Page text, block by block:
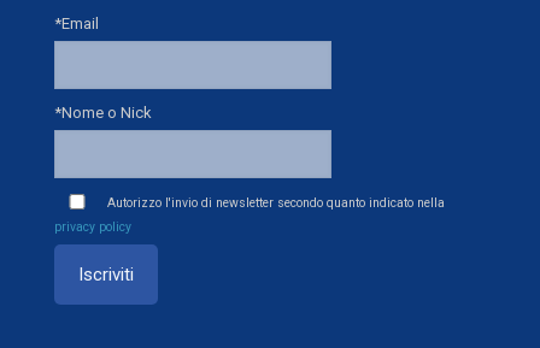
*Email
*Nome o Nick
Autorizzo l'invio di newsletter secondo quanto indicato nella
privacy policy